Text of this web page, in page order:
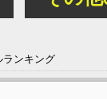
ランキング